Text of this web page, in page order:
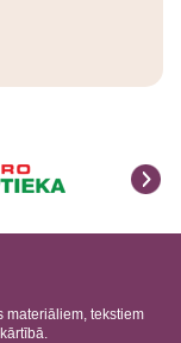
materiāliem, tekstiem